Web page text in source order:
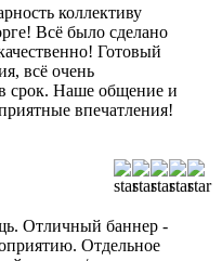
коллективу
Всё было сделано
Готовый
всё очень
срок. Наше общение и
впечатления!
Отличный баннер -
Отдельное